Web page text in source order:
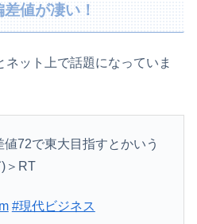
値が凄い！
ット上で話題になっていま
72で東大目指すとかいう
＞RT
#現代ビジネス